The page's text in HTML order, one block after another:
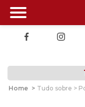
Home > Tudo sobre >